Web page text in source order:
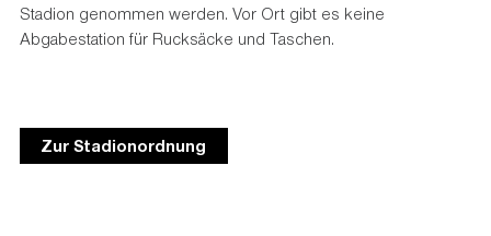
Stadion genommen werden. Vor Ort gibt es keine
Abgabestation für Rucksäcke und Taschen.
Zur Stadionordnung